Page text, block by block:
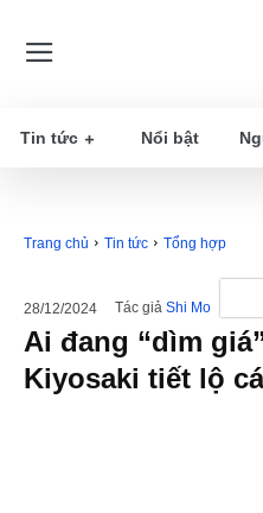
Tin tức Nổi bật
Trang chủ Tin tức Tổng hợp
28/12/2024 Tác giả Shi Mo
Ai đang “dìm
Kiyosaki tiết lộ